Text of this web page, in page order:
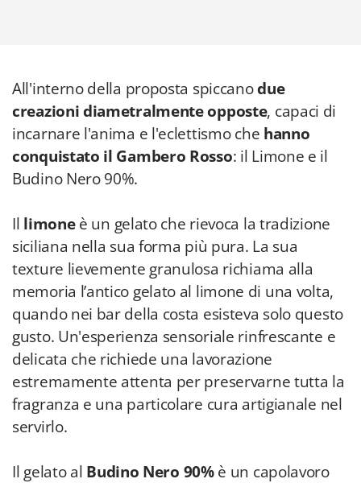
All'interno della proposta spiccanodue
creazioni diametralmente opposte, capaci di
incarnare l'anima e l'eclettismo che hanno
conquistato il Gambero Rosso: il Limone e il
Budino Nero 90%.
Il limoneè un gelato che rievoca la tradizione
siciliana nella sua forma più pura. La sua
texture lievemente granulosa richiama alla
memoria l’antico gelato al limone di una volta,
quando nei bar della costa esisteva solo questo
gusto. Un'esperienza sensoriale rinfrescante e
delicata che richiede una lavorazione
estremamente attenta per preservarne tutta la
fragranza e una particolare cura artigianale nel
servirlo.
Il gelato al Budino Nero 90%è un capolavoro